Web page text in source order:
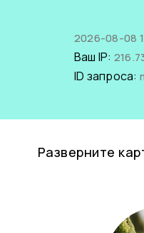
2026-08-08
Ваш IP:
ID запроса:
Разверните